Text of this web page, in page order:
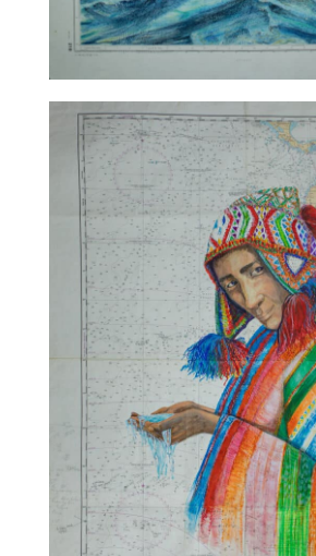
TALC02-11 – Sabine Chautard